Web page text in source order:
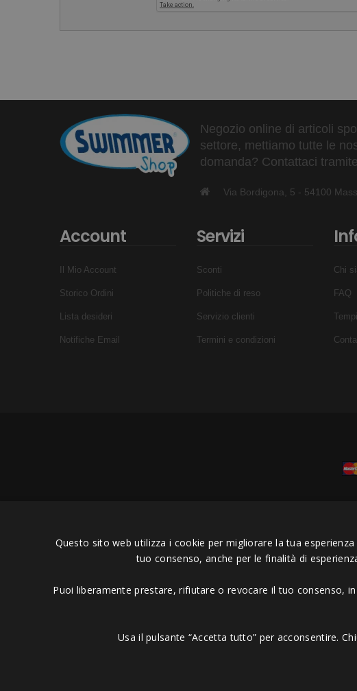
Negozio online di articoli
settore, mettiamo tutte le
domanda? Contattaci
Via Bordigona, 5 - 54100
Account
Il Mio Account
Storico Ordini
Lista desideri
Notifiche Email
Servizi
Sconti
Politiche di reso
Servizio clienti
Termini e condizioni
Chi
FAQ
Copyright © 2006 - 2023 - Icarus Project sas
Questo sito web utilizza i cookie per migliorare la tua
tuo consenso, anche per le finalità di
Puoi liberamente prestare, rifiutare o revocare il tuo consenso,
Usa il pulsante “Accetta tutto” per acconsentire.